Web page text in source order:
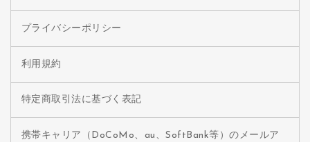
プライバシーポリシー
利用規約
特定商取引法に基づく表記
携帯キャリア（DoCoMo、au、SoftBank等）のメールア